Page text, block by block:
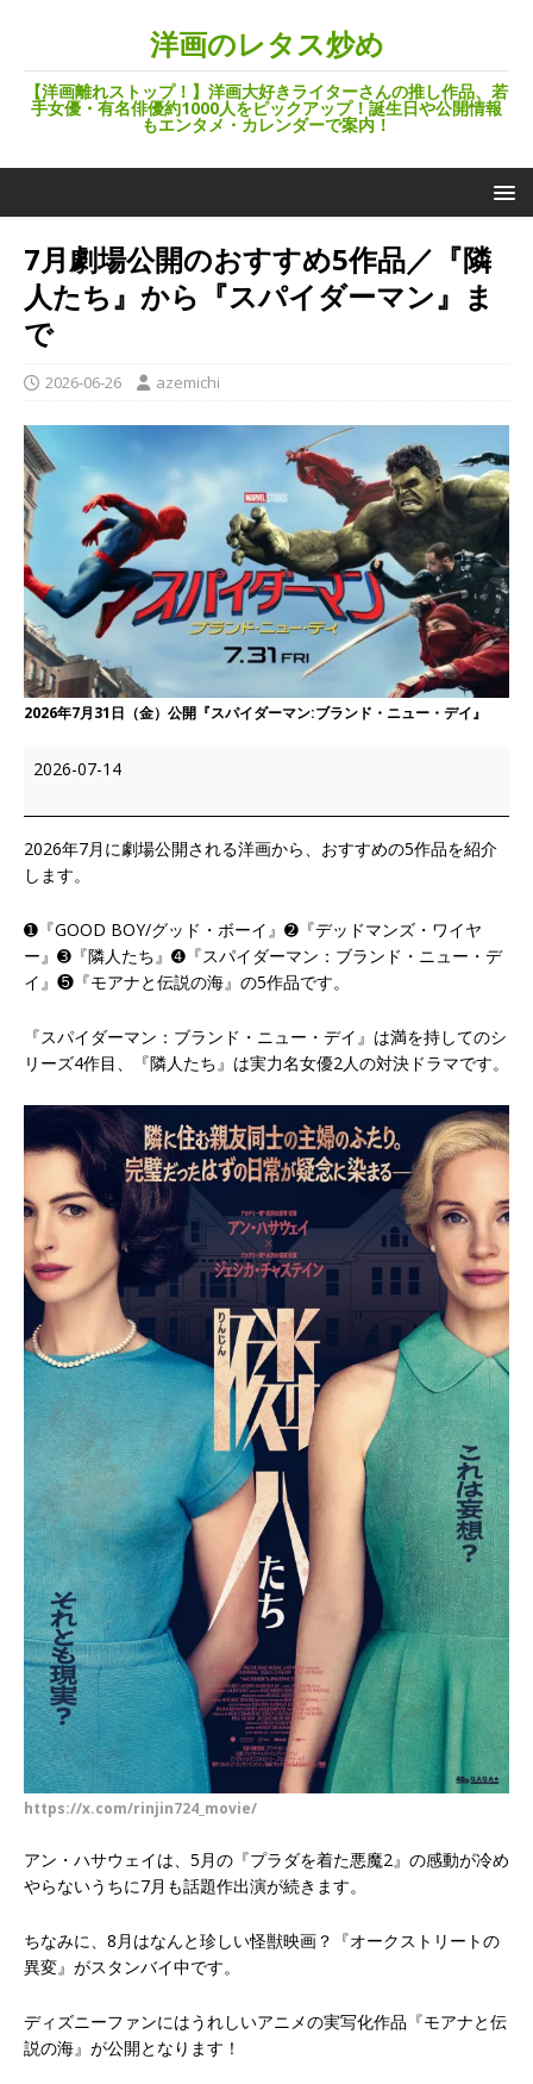
洋画のレタス炒め
【洋画離れストップ！】洋画大好きライターさんの推し作品、若
手女優・有名俳優約1000人をピックアップ！誕生日や公開情報
もエンタメ・カレンダーで案内！
7月劇場公開のおすすめ5作品／『隣
人たち』から『スパイダーマン』ま
で
2026-06-26 azemichi
2026年7月31日（金）公開『スパイダーマン:ブランド・ニュー・デイ』
2026-07-14
2026年7月に劇場公開される洋画から、おすすめの5作品を紹介
します。
➊『GOOD BOY/グッド・ボーイ』➋『デッドマンズ・ワイヤ
ー』➌『隣人たち』➍『スパイダーマン：ブランド・ニュー・デ
イ』❺『モアナと伝説の海』の5作品です。
『スパイダーマン：ブランド・ニュー・デイ』は満を持してのシ
リーズ4作目、『隣人たち』は実力名女優2人の対決ドラマです。
https://x.com/rinjin724_movie/
アン・ハサウェイは、5月の『プラダを着た悪魔2』の感動が冷め
やらないうちに7月も話題作出演が続きます。
ちなみに、8月はなんと珍しい怪獣映画？『オークストリートの
異変』がスタンバイ中です。
ディズニーファンにはうれしいアニメの実写化作品『モアナと伝
説の海』が公開となります！